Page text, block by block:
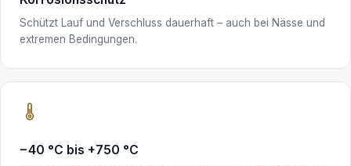
Schützt Lauf und Verschluss dauerhaft – auch bei Nässe und
extremen Bedingungen.
−40 °C bis +750 °C